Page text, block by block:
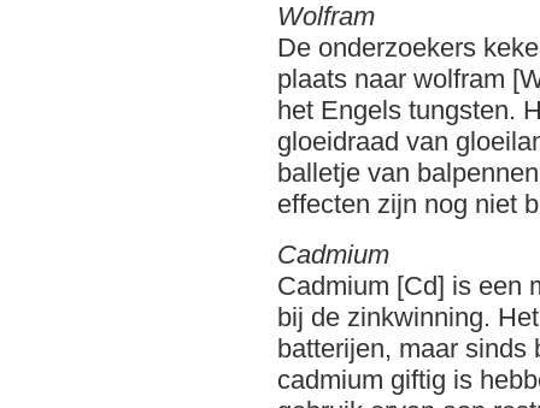
Wolfram
De onderzoekers
plaats naar wolfram
het Engels tungsten.
gloeidraad van
balletje van
effecten zijn nog niet
Cadmium
Cadmium [Cd] is een
bij de zinkwinning.
batterijen, maar sinds
cadmium giftig is